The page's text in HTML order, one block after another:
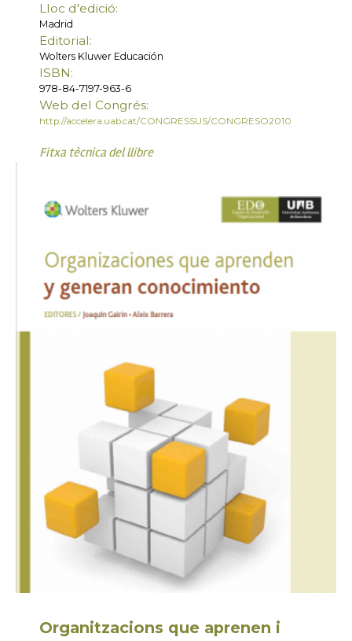
Lloc d'edició:
Madrid
Editorial:
Wolters Kluwer Educación
ISBN:
978-84-7197-963-6
Web del Congrés:
http://accelera.uab.cat/CONGRESSUS/CONGRESO2010
Fitxa tècnica del llibre
Organitzacions que aprenen i